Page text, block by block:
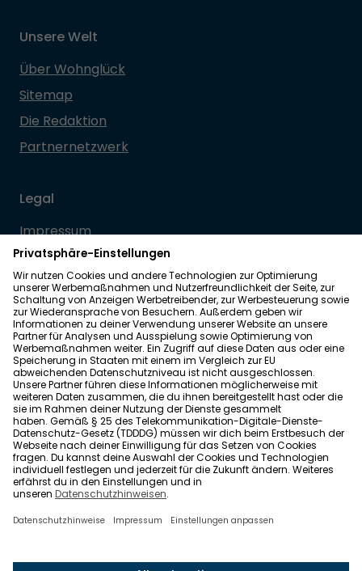
Unsere Welt
Über Wohnglück
Sitemap
Die Redaktion
Partnernetzwerk
Legal
Impressum
Datenschutz
Allgemeine Geschäftsbedingungen
Barrierefreiheit
Wohnglück folgen